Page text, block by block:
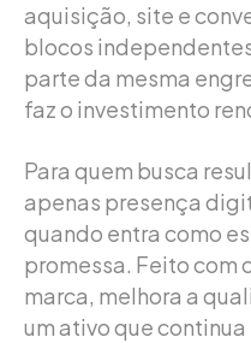
aquisição, site e
blocos
parte da mesma
faz o investimento
Para quem busca
apenas presença
quando entra como
promessa. Feito com
marca, melhora a
um ativo que